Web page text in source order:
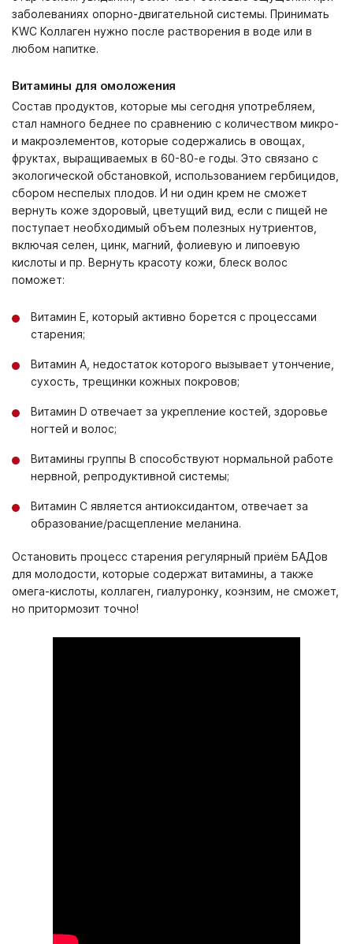
заболеваниях опорно-двигательной системы. Принимать
KWC Коллаген нужно после растворения в воде или в
любом напитке.
Витамины для омоложения
Состав продуктов, которые мы сегодня употребляем,
стал намного беднее по сравнению с количеством микро-
и макроэлементов, которые содержались в овощах,
фруктах, выращиваемых в 60-80-е годы. Это связано с
экологической обстановкой, использованием гербицидов,
сбором неспелых плодов. И ни один крем не сможет
вернуть коже здоровый, цветущий вид, если с пищей не
поступает необходимый объем полезных нутриентов,
включая селен, цинк, магний, фолиевую и липоевую
кислоты и пр. Вернуть красоту кожи, блеск волос
поможет:
Витамин Е, который активно борется с процессами
старения;
Витамин А, недостаток которого вызывает утончение,
сухость, трещинки кожных покровов;
Витамин D отвечает за укрепление костей, здоровье
ногтей и волос;
Витамины группы В способствуют нормальной работе
нервной, репродуктивной системы;
Витамин С является антиоксидантом, отвечает за
образование/расщепление меланина.
Остановить процесс старения регулярный приём БАДов
для молодости, которые содержат витамины, а также
омега-кислоты, коллаген, гиалуронку, коэнзим, не сможет,
но притормозит точно!